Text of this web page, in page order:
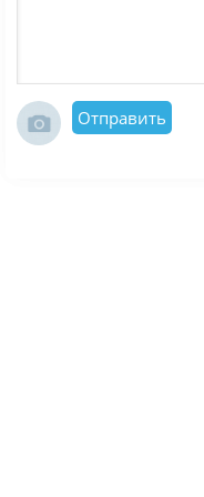
Отправить